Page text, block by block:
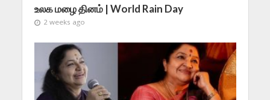
உலக மழை தினம் | World Rain Day
2 weeks ago